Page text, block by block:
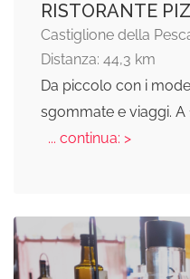
RISTORANTE
Castiglione della
Distanza: 44,3 km
Da piccolo con i
sgommate e viaggi. A
... continua: >